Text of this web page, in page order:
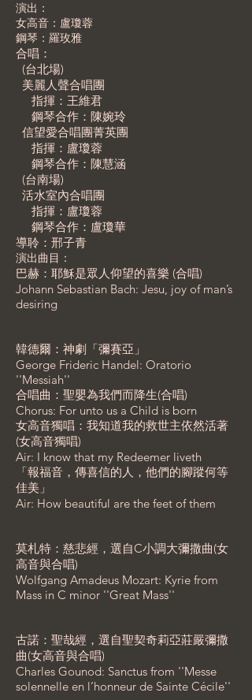
演出：
女高音：盧瓊蓉
鋼琴：羅玫雅
合唱：
(台北場)
美麗人聲合唱團
指揮：王維君
鋼琴合作：陳婉玲
信望愛合唱團菁英團
指揮：盧瓊蓉
鋼琴合作：陳慧涵
(台南場)
活水室內合唱團
指揮：盧瓊蓉
鋼琴合作：盧瓊華
導聆：邢子青
演出曲目：
巴赫：耶穌是眾人仰望的喜樂 (合唱)
Johann Sebastian Bach: Jesu, joy of man’s
desiring
韓德爾：神劇「彌賽亞」
George Frideric Handel: Oratorio
''Messiah''
合唱曲：聖嬰為我們而降生(合唱)
Chorus: For unto us a Child is born
女高音獨唱：我知道我的救世主依然活著
(女高音獨唱)
Air: I know that my Redeemer liveth
「報福音，傳喜信的人，他們的腳蹤何等
佳美」
Air: How beautiful are the feet of them
莫札特：慈悲經，選自C小調大彌撒曲(女
高音與合唱)
Wolfgang Amadeus Mozart: Kyrie from
Mass in C minor ''Great Mass''
古諾：聖哉經，選自聖契奇莉亞莊嚴彌撒
曲(女高音與合唱)
Charles Gounod: Sanctus from ''Messe
solennelle en l’honneur de Sainte Cécile''